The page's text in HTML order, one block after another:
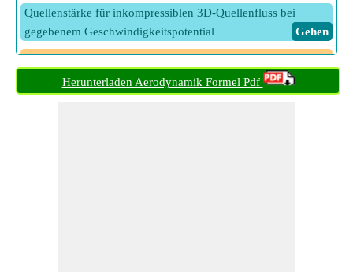
Quellenstärke für inkompressiblen 3D-Quellenfluss bei
gegebenem Geschwindigkeitspotential
​ Gehen
Quellenstärke für inkompressiblen 3D-Quellenfluss bei
gegebener Radialgeschwindigkeit
Herunterladen Aerodynamik Formel Pdf